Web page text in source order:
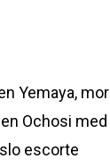
Yemaya, mor
Ochosi med
escorte